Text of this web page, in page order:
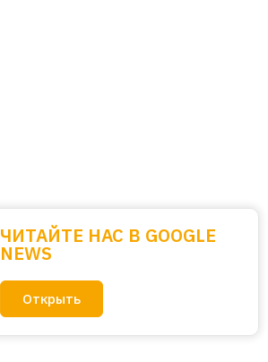
ЧИТАЙТЕ НАС В GOOGLE
NEWS
Открыть